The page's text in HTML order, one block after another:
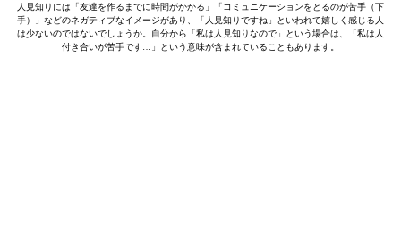
人見知りには「友達を作るまでに時間がかかる」「コミュニケーションをとるのが苦手（下
手）」などのネガティブなイメージがあり、「人見知りですね」といわれて嬉しく感じる人
は少ないのではないでしょうか。自分から「私は人見知りなので」という場合は、「私は人
付き合いが苦手です…」という意味が含まれていることもあります。